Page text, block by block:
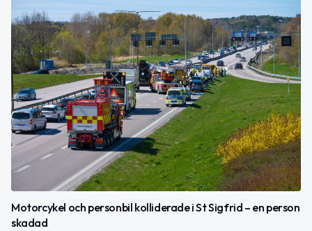
Motorcykel och personbil kolliderade i St Sigfrid – en person
skadad